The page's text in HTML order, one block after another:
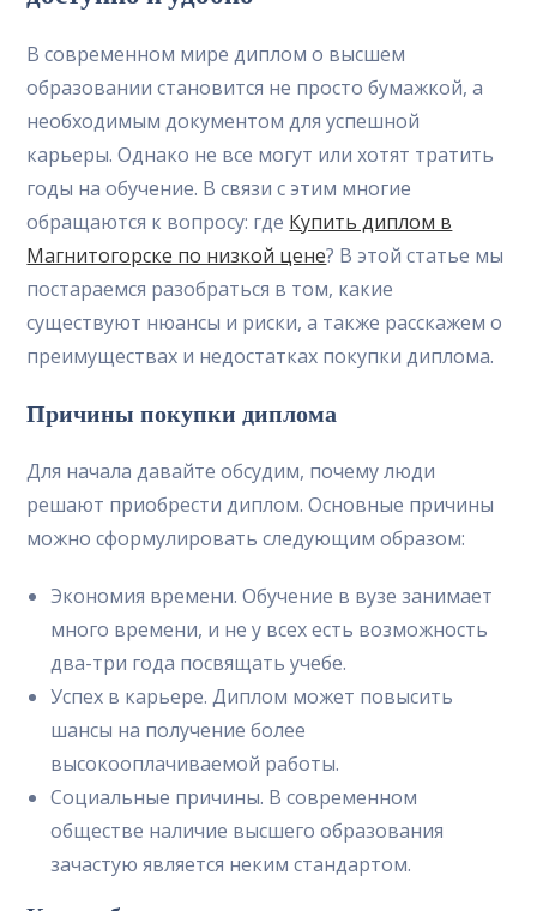
В современном мире диплом о высшем
образовании становится не просто бумажкой, а
необходимым документом для успешной
карьеры. Однако не все могут или хотят тратить
годы на обучение. В связи с этим многие
обращаются к вопросу: где Купить диплом в
Магнитогорске по низкой цене? В этой статье мы
постараемся разобраться в том, какие
существуют нюансы и риски, а также расскажем о
преимуществах и недостатках покупки диплома.
Причины покупки диплома
Для начала давайте обсудим, почему люди
решают приобрести диплом. Основные причины
можно сформулировать следующим образом:
Экономия времени. Обучение в вузе занимает
много времени, и не у всех есть возможность
два-три года посвящать учебе.
Успех в карьере. Диплом может повысить
шансы на получение более
высокооплачиваемой работы.
Социальные причины. В современном
обществе наличие высшего образования
зачастую является неким стандартом.